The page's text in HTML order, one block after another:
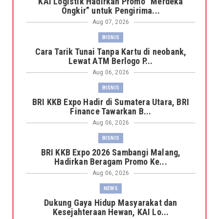
Ongkir” untuk Pengirima...
Aug 07, 2026
BISNIS
Cara Tarik Tunai Tanpa Kartu di neobank,
Lewat ATM Berlogo P...
Aug 06, 2026
BISNIS
BRI KKB Expo Hadir di Sumatera Utara, BRI
Finance Tawarkan B...
Aug 06, 2026
BISNIS
BRI KKB Expo 2026 Sambangi Malang,
Hadirkan Beragam Promo Ke...
Aug 06, 2026
NEWS
Dukung Gaya Hidup Masyarakat dan
Kesejahteraan Hewan, KAI Lo...